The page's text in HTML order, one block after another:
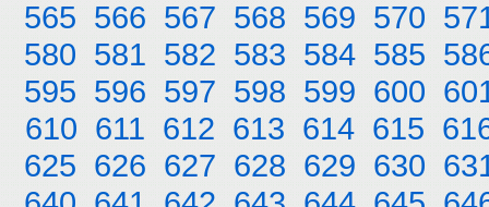
565 566 567 568 569 570
580 581 582 583 584 585
595 596 597 598 599 600
610 611 612 613 614 615
625 626 627 628 629 630